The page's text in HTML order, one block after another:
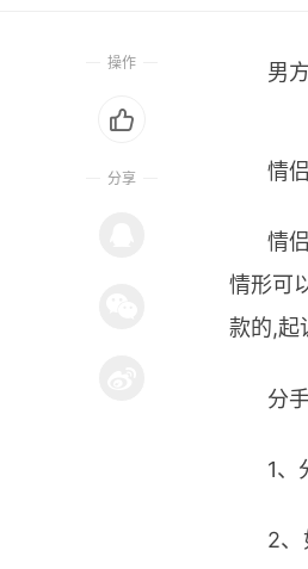
男
情
情
情形可
款的,起
分
1、
2、
操作
分享